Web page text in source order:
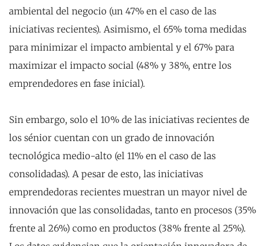
ambiental del negocio (un 47% en el caso de las
iniciativas recientes). Asimismo, el 65% toma medidas
para minimizar el impacto ambiental y el 67% para
maximizar el impacto social (48% y 38%, entre los
emprendedores en fase inicial).
Sin embargo, solo el 10% de las iniciativas recientes de
los sénior cuentan con un grado de innovación
tecnológica medio-alto (el 11% en el caso de las
consolidadas). A pesar de esto, las iniciativas
emprendedoras recientes muestran un mayor nivel de
innovación que las consolidadas, tanto en procesos (35%
frente al 26%) como en productos (38% frente al 25%).